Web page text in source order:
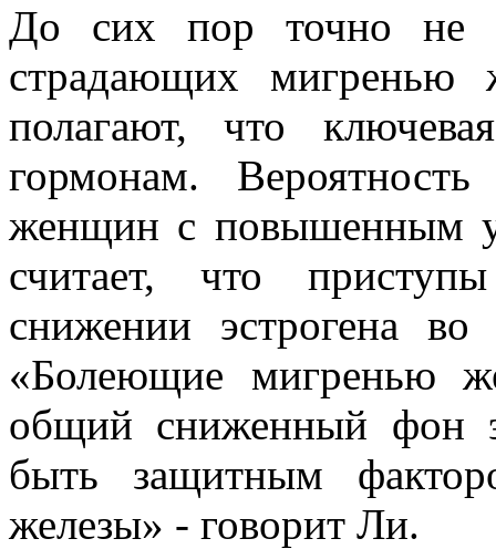
До сих пор точно не
страдающих
полагают, что
гормонам.
женщин с повышенным
считает, что
снижении эстрогена во
«Болеющие мигренью
общий сниженный фон
быть защитным
железы» - говорит Ли.